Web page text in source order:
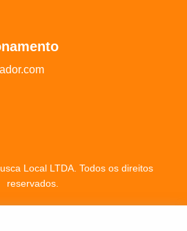
Local LTDA. Todos os direitos
reservados.